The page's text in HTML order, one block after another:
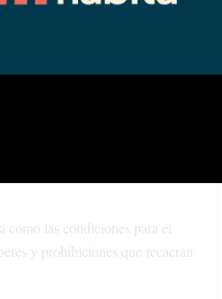
régimen crea la comisión de
ellos con igual número de
Pública.
las Mujeres y de la Diversidad;
y de Servicios Públicos; entes
como las condiciones para el
y prohibiciones que recaerán